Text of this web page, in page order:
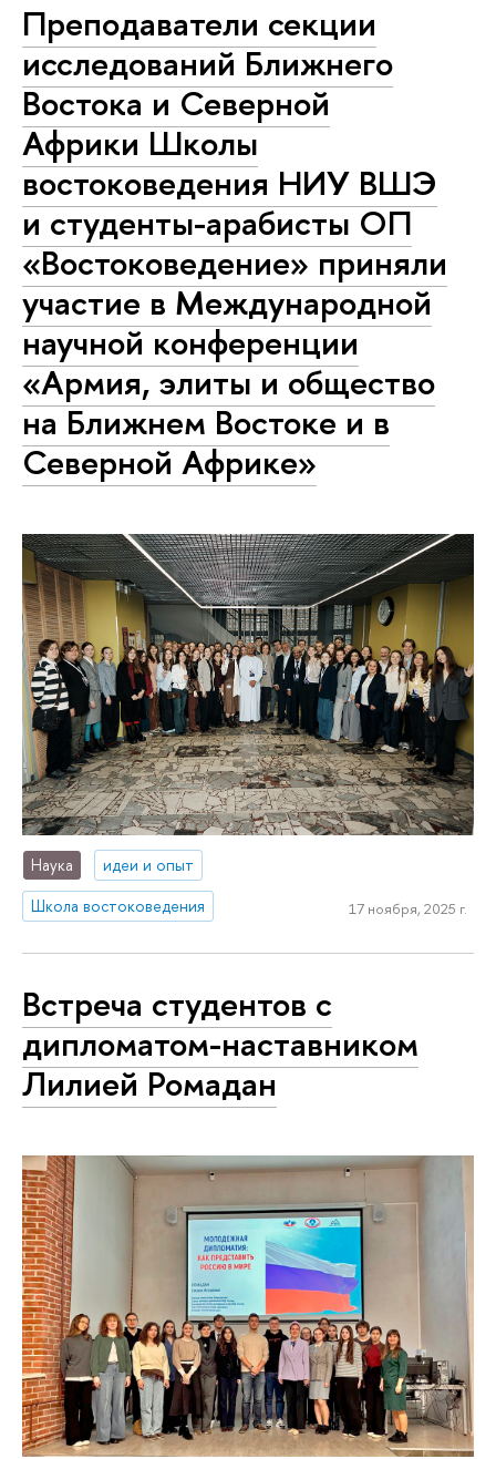
Преподаватели секции
исследований Ближнего
Востока и Северной
Африки Школы
востоковедения НИУ ВШЭ
и студенты-арабисты ОП
«Востоковедение» приняли
участие в Международной
научной конференции
«Армия, элиты и общество
на Ближнем Востоке и в
Северной Африке»
Наука
идеи и опыт
Школа востоковедения
17 ноября, 2025 г.
Встреча студентов с
дипломатом-наставником
Лилией Ромадан